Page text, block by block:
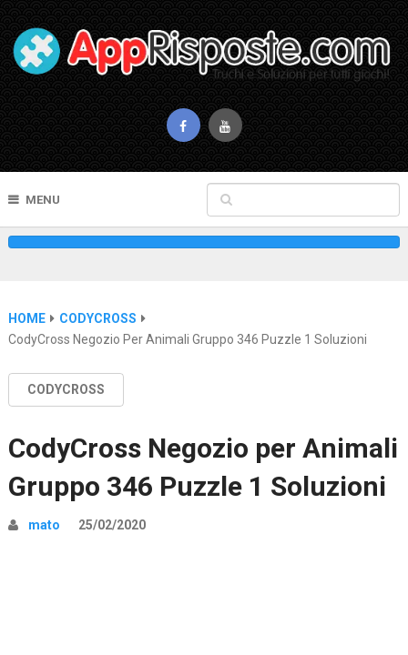
MENU
HOME
CODYCROSS
CodyCross Negozio Per Animali Gruppo 346 Puzzle 1 Soluzioni
CODYCROSS
CodyCross Negozio per Animali
Gruppo 346 Puzzle 1 Soluzioni
mato 25/02/2020